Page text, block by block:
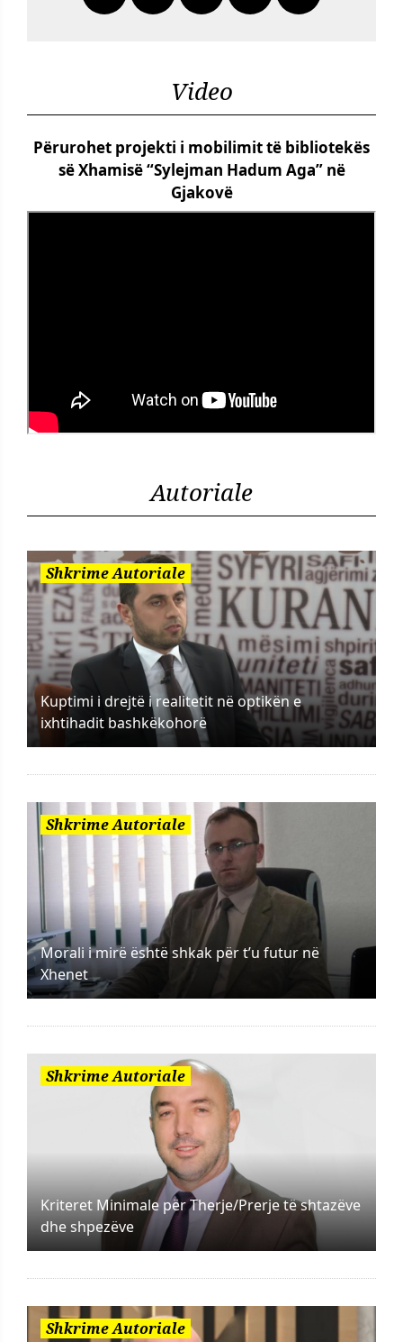
Video
Përurohet projekti i mobilimit të bibliotekës
së Xhamisë “Sylejman Hadum Aga” në
Gjakovë
Autoriale
Shkrime Autoriale
Kuptimi i drejtë i realitetit në optikën e
ixhtihadit bashkëkohorë
Shkrime Autoriale
Morali i mirë është shkak për t’u futur në
Xhenet
Shkrime Autoriale
Kriteret Minimale për Therje/Prerje të shtazëve
dhe shpezëve
Shkrime Autoriale